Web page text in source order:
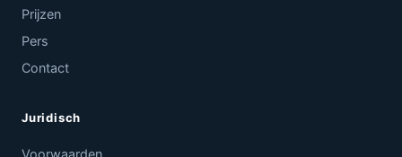
Prijzen
Pers
Contact
Juridisch
Voorwaarden